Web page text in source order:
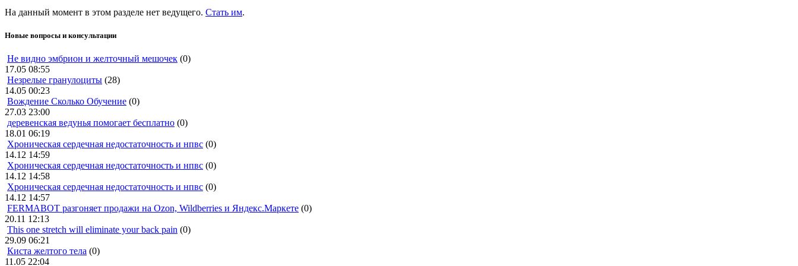
На данный момент в этом разделе нет ведущего. Стать им.
Новые вопросы и консультации
Не видно эмбрион и желточный мешочек (0)
17.05 08:55
Незрелые гранулоциты (28)
14.05 00:23
Вождение Сколько Обучение (0)
27.03 23:00
деревенская ведунья помогает бесплатно (0)
18.01 06:19
Хроническая сердечная недостаточность и нпвс (0)
14.12 14:59
Хроническая сердечная недостаточность и нпвс (0)
14.12 14:58
Хроническая сердечная недостаточность и нпвс (0)
14.12 14:57
FERMABOT разгоняет продажи на Ozon, Wildberries и Яндекс.Маркете (0)
20.11 12:13
This one stretch will eliminate your back pain (0)
29.09 06:21
Киста желтого тела (0)
11.05 22:04